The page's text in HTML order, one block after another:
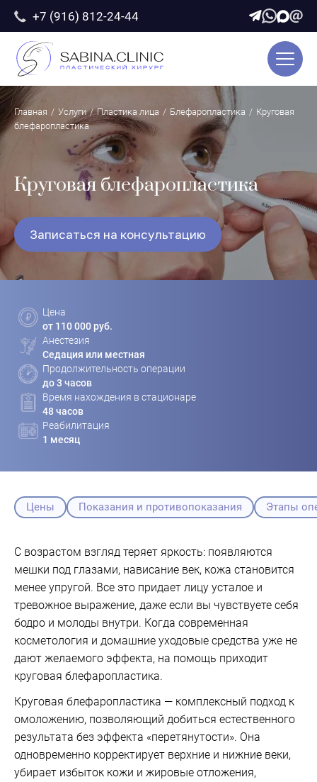
+7 (916) 812-24-44
УСЛУГИ
О ДОКТОРЕ
ЦЕНЫ
ФОТОГАЛЕРЕЯ
ОТЗЫВЫ
БЛОГ
Записаться на консультацию
welcome@sabina.clinic
Главная / Услуги / Пластика лица / Блефаропластика / Круговая
блефаропластика
Круговая блефаропластика
Записаться на консультацию
Цена
от 110 000 руб.
Анестезия
Седация или местная
Продолжительность операции
до 3 часов
Время нахождения в стационаре
48 часов
Реабилитация
1 месяц
Цены Показания и противопоказания Этапы
С возрастом взгляд теряет яркость: появляются
мешки под глазами, нависание век, кожа становится
менее упругой. Все это придает лицу усталое и
тревожное выражение, даже если вы чувствуете себя
бодро и молоды внутри. Когда современная
косметология и домашние уходовые средства уже не
дают желаемого эффекта, на помощь приходит
круговая блефаропластика.
Круговая блефаропластика — комплексный подход к
омоложению, позволяющий добиться естественного
результата без эффекта «перетянутости». Она
одновременно корректирует верхние и нижние веки,
убирает избыток кожи и жировые отложения,